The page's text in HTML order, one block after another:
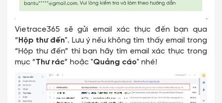
Vietrace365 sẽ gửi email xác thực đến bạn qua
“ Hộp thư đến". Lưu ý nếu không tìm thấy email trong
“Hộp thư đến” thì bạn hãy tìm email xác thực trong
mục “Thư rác” hoặc "Quảng cáo" nhé!